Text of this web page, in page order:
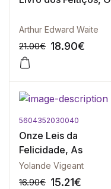
Arthur Edward Waite
21.00€ 18.90€
5604352030040
Onze Leis da
Felicidade, As
Yolande Vigeant
16.90€ 15.21€